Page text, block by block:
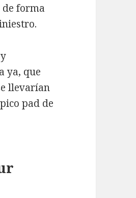
forma
ya, que
llevarían
pad de